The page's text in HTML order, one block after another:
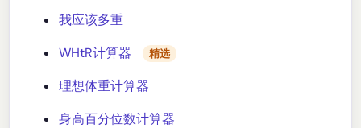
我应该多重
WHtR计算器
精选
理想体重计算器
身高百分位数计算器